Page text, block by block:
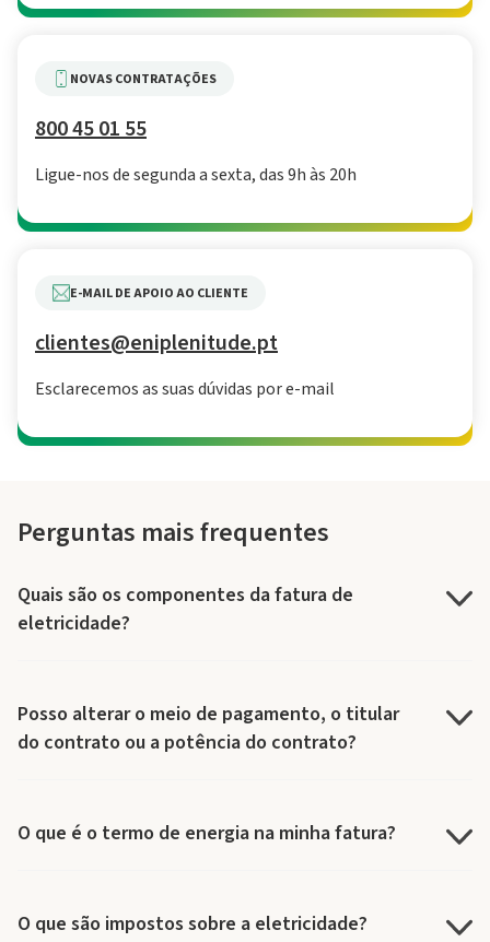
NOVAS CONTRATAÇÕES
800 45 01 55
Ligue-nos de segunda a sexta, das 9h às 20h
E-MAIL DE APOIO AO CLIENTE
clientes@eniplenitude.pt
Esclarecemos as suas dúvidas por e-mail
Perguntas mais frequentes
Quais são os componentes da fatura de
eletricidade?
Posso alterar o meio de pagamento, o titular
do contrato ou a potência do contrato?
O que é o termo de energia na minha fatura?
O que são impostos sobre a eletricidade?